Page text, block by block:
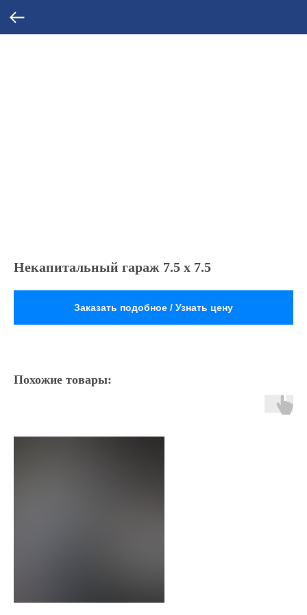
Некапитальный гараж 7.5 х 7.5
Заказать подобное / Узнать цену
Похожие товары: